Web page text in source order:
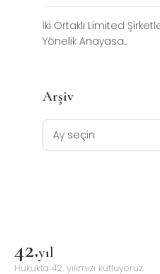
İki Ortaklı Limited
Yönelik Anayasa...
Arşiv
42.yıl
Hukukta 42. yılımızı kutluyoruz.